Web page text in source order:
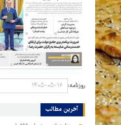
روزنامه:
آخرین مطالب